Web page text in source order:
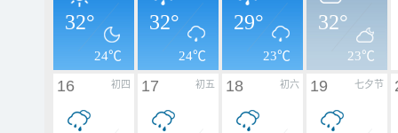
32°
24℃
32°
24℃
29°
23℃
32°
23℃
初四
16 初五
17 初六
18 七夕节
19